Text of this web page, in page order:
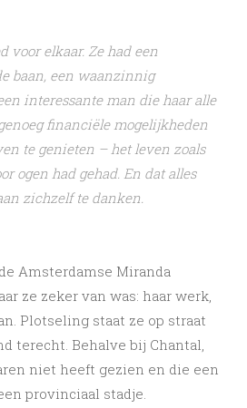
voor elkaar. Ze had een
baan, een waanzinnig
interessante man die haar alle
financiële mogelijkheden
te genieten – het leven zoals
ogen had gehad. En dat alles
zichzelf te danken.
Amsterdamse Miranda
ze zeker van was: haar werk,
Plotseling staat ze op straat
terecht. Behalve bij Chantal,
niet heeft gezien en die een
provinciaal stadje.